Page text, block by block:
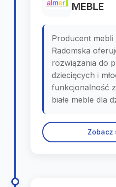
MEBLE
Producent mebli
Radomska
rozwiązania do
dziecięcych i
funkcjonalność
białe meble dla
Zobacz